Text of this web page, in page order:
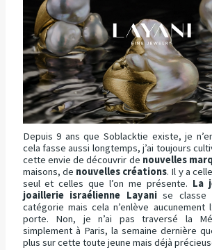
Depuis 9 ans que Soblacktie existe, je
cela fasse aussi longtemps, j’ai toujours
cette envie de découvrir de nouvelles
maisons, de nouvelles créations. Il y a
seul et celles que l’on me présente. La
joaillerie israélienne Layanise classe
catégorie mais cela n’enlève aucunement
porte. Non, je n’ai pas traversé la
simplement à Paris, la semaine dernière
plus sur cette toute jeune mais déjà